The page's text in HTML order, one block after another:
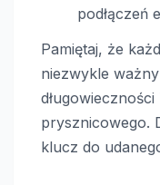
podłączeń
Pamiętaj, że
niezwykle ważny
prysznicowego.
klucz do